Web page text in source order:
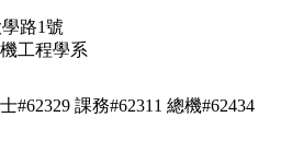
路1號
工程學系
#62329 課務#62311 總機#62434